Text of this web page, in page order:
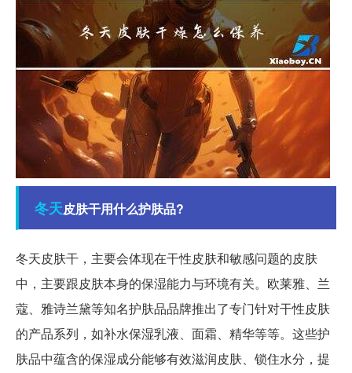
冬天皮肤干用什么护肤品?
冬天皮肤干，主要会体现在干性皮肤和敏感问题的皮肤
中，主要跟皮肤本身的保湿能力与环境有关。欧莱雅、兰
蔻、雅诗兰黛等知名护肤品品牌推出了专门针对干性皮肤
的产品系列，如补水保湿乳液、面霜、精华等等。这些护
肤品中蕴含的保湿成分能够有效滋润皮肤、锁住水分，提